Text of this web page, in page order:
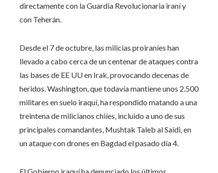
directamente con la Guardia Revolucionaria iraní y
con Teherán.
Desde el 7 de octubre, las milicias proiraníes han
llevado a cabo cerca de un centenar de ataques contra
las bases de EE UU en Irak, provocando decenas de
heridos. Washington, que todavía mantiene unos 2.500
militares en suelo iraquí, ha respondido matando a una
treintena de milicianos chiíes, incluido a uno de sus
principales comandantes, Mushtak Taleb al Saidi, en
un ataque con drones en Bagdad el pasado día 4.
El Gobierno iraquí ha denunciado los últimos